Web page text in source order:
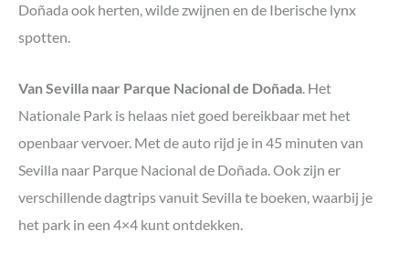
Doñada ook herten, wilde zwijnen en de Iberische lynx
spotten.
Van Sevilla naar Parque Nacional de Doñada. Het
Nationale Park is helaas niet goed bereikbaar met het
openbaar vervoer. Met de auto rijd je in 45 minuten van
Sevilla naar Parque Nacional de Doñada. Ook zijn er
verschillende dagtrips vanuit Sevilla te boeken, waarbij je
het park in een 4×4 kunt ontdekken.